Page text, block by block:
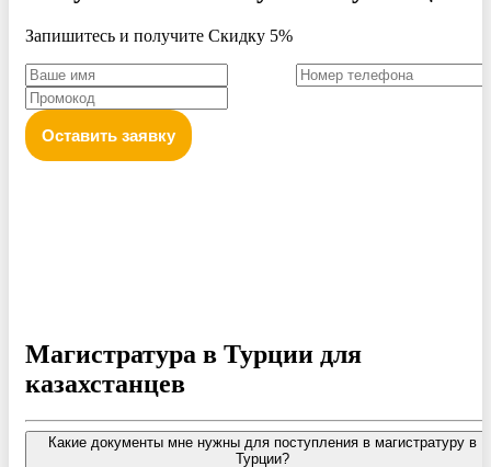
Запишитесь и получите Скидку 5%
Оставить заявку
Магистратура в Турции для
казахстанцев
Какие документы мне нужны для поступления в магистратуру в
Турции?